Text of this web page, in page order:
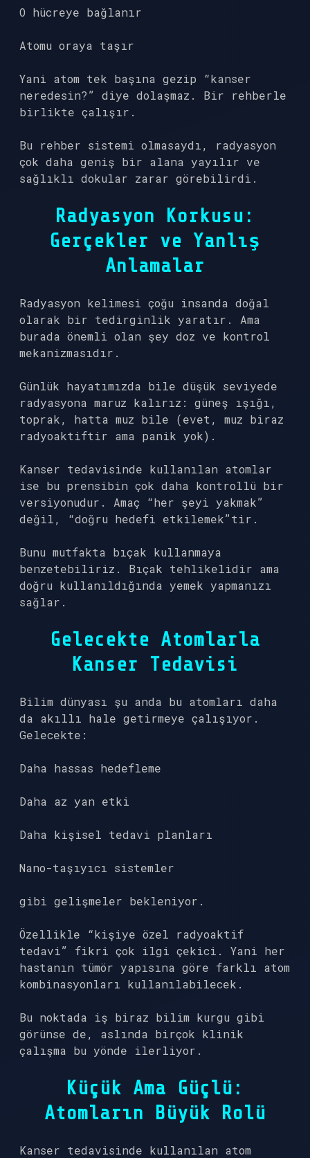
O hücreye bağlanır
Atomu oraya taşır
Yani atom tek başına gezip “kanser
neredesin?” diye dolaşmaz. Bir rehberle
birlikte çalışır.
Bu rehber sistemi olmasaydı, radyasyon
çok daha geniş bir alana yayılır ve
sağlıklı dokular zarar görebilirdi.
Radyasyon Korkusu:
Gerçekler ve Yanlış
Anlamalar
Radyasyon kelimesi çoğu insanda doğal
olarak bir tedirginlik yaratır. Ama
burada önemli olan şey doz ve kontrol
mekanizmasıdır.
Günlük hayatımızda bile düşük seviyede
radyasyona maruz kalırız: güneş ışığı,
toprak, hatta muz bile (evet, muz biraz
radyoaktiftir ama panik yok).
Kanser tedavisinde kullanılan atomlar
ise bu prensibin çok daha kontrollü bir
versiyonudur. Amaç “her şeyi yakmak”
değil, “doğru hedefi etkilemek”tir.
Bunu mutfakta bıçak kullanmaya
benzetebiliriz. Bıçak tehlikelidir ama
doğru kullanıldığında yemek yapmanızı
sağlar.
Gelecekte Atomlarla
Kanser Tedavisi
Bilim dünyası şu anda bu atomları daha
da akıllı hale getirmeye çalışıyor.
Gelecekte:
Daha hassas hedefleme
Daha az yan etki
Daha kişisel tedavi planları
Nano-taşıyıcı sistemler
gibi gelişmeler bekleniyor.
Özellikle “kişiye özel radyoaktif
tedavi” fikri çok ilgi çekici. Yani her
hastanın tümör yapısına göre farklı atom
kombinasyonları kullanılabilecek.
Bu noktada iş biraz bilim kurgu gibi
görünse de, aslında birçok klinik
çalışma bu yönde ilerliyor.
Küçük Ama Güçlü:
Atomların Büyük Rolü
Kanser tedavisinde kullanılan atom